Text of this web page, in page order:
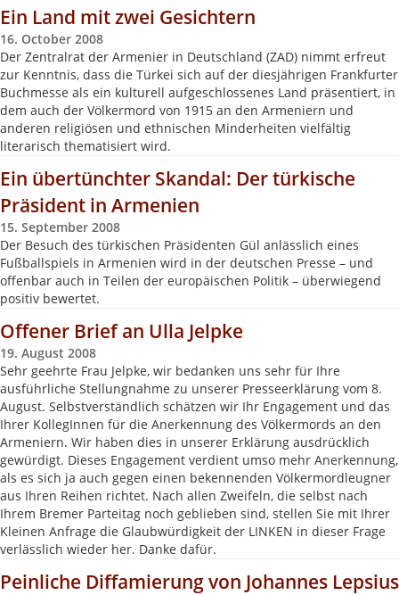
Ein Land mit zwei Gesichtern
16. October 2008
Der Zentralrat der Armenier in Deutschland (ZAD) nimmt erfreut
zur Kenntnis, dass die Türkei sich auf der diesjährigen Frankfurter
Buchmesse als ein kulturell aufgeschlossenes Land präsentiert, in
dem auch der Völkermord von 1915 an den Armeniern und
anderen religiösen und ethnischen Minderheiten vielfältig
literarisch thematisiert wird.
Ein übertünchter Skandal: Der türkische
Präsident in Armenien
15. September 2008
Der Besuch des türkischen Präsidenten Gül anlässlich eines
Fußballspiels in Armenien wird in der deutschen Presse – und
offenbar auch in Teilen der europäischen Politik – überwiegend
positiv bewertet.
Offener Brief an Ulla Jelpke
19. August 2008
Sehr geehrte Frau Jelpke, wir bedanken uns sehr für Ihre
ausführliche Stellungnahme zu unserer Presseerklärung vom 8.
August. Selbstverständlich schätzen wir Ihr Engagement und das
Ihrer KollegInnen für die Anerkennung des Völkermords an den
Armeniern. Wir haben dies in unserer Erklärung ausdrücklich
gewürdigt. Dieses Engagement verdient umso mehr Anerkennung,
als es sich ja auch gegen einen bekennenden Völkermordleugner
aus Ihren Reihen richtet. Nach allen Zweifeln, die selbst nach
Ihrem Bremer Parteitag noch geblieben sind, stellen Sie mit Ihrer
Kleinen Anfrage die Glaubwürdigkeit der LINKEN in dieser Frage
verlässlich wieder her. Danke dafür.
Peinliche Diffamierung von Johannes Lepsius